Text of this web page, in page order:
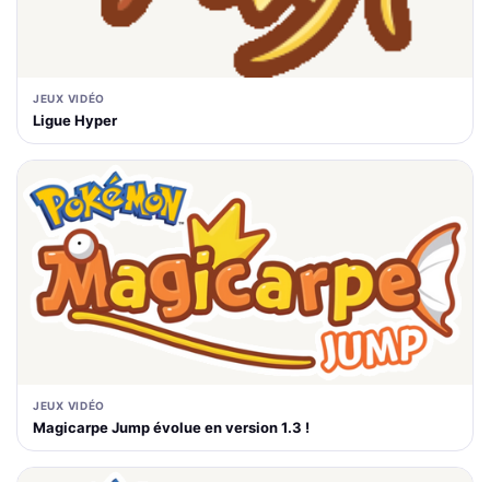
JEUX VIDÉO
Ligue Hyper
JEUX VIDÉO
Magicarpe Jump évolue en version 1.3 !